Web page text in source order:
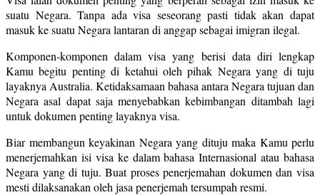
suatu Negara. Tanpa ada visa seseorang pasti tidak akan dapat
masuk ke suatu Negara lantaran di anggap sebagai imigran ilegal.
Komponen-komponen dalam visa yang berisi data diri lengkap
Kamu begitu penting di ketahui oleh pihak Negara yang di tuju
layaknya Australia. Ketidaksamaan bahasa antara Negara tujuan dan
Negara asal dapat saja menyebabkan kebimbangan ditambah lagi
untuk dokumen penting layaknya visa.
Biar membangun keyakinan Negara yang dituju maka Kamu perlu
menerjemahkan isi visa ke dalam bahasa Internasional atau bahasa
Negara yang di tuju. Buat proses penerjemahan dokumen dan visa
mesti dilaksanakan oleh jasa penerjemah tersumpah resmi.